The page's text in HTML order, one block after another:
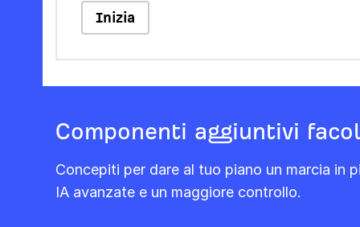
Inizia
Componenti aggiuntivi
Concepiti per dare al tuo piano un marcia in
IA avanzate e un maggiore controllo.